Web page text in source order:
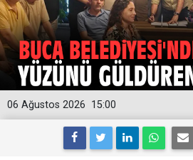
15:00
06 Ağustos 2026